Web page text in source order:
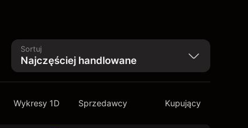
Sortuj
Wykresy 1D Sprzedawcy Kupujący